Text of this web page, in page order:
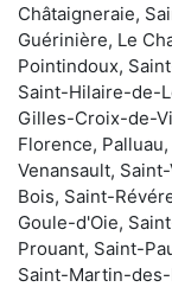
Châtaigneraie,
Guérinière, Le
Pointindoux,
Saint-Hilaire-de-
Gilles-Croix-de-
Florence,
Venansault,
Bois, Saint-
Goule-d'Oie,
Prouant, Saint-
Saint-Martin-